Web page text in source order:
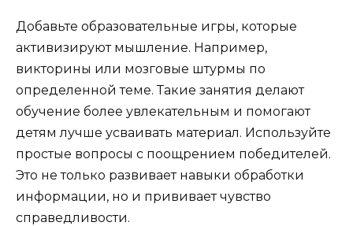
Добавьте образовательные игры, которые
активизируют мышление. Например,
викторины или мозговые штурмы по
определенной теме. Такие занятия делают
обучение более увлекательным и помогают
детям лучше усваивать материал. Используйте
простые вопросы с поощрением победителей.
Это не только развивает навыки обработки
информации, но и прививает чувство
справедливости.